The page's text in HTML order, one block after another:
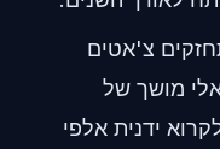
צ'אטים
מושך של
ידנית אלפי